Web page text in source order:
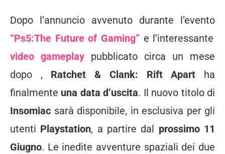
Dopo l’annuncio avvenuto durante l’evento
“Ps5:The Future of Gaming” e l’interessante
video gameplay pubblicato circa un mese
dopo , Ratchet & Clank: Rift Apart ha
finalmente una data d’uscita. Il nuovo titolo di
Insomiac sarà disponibile, in esclusiva per gli
utenti Playstation, a partire dal prossimo 11
Giugno. Le inedite avventure spaziali dei due